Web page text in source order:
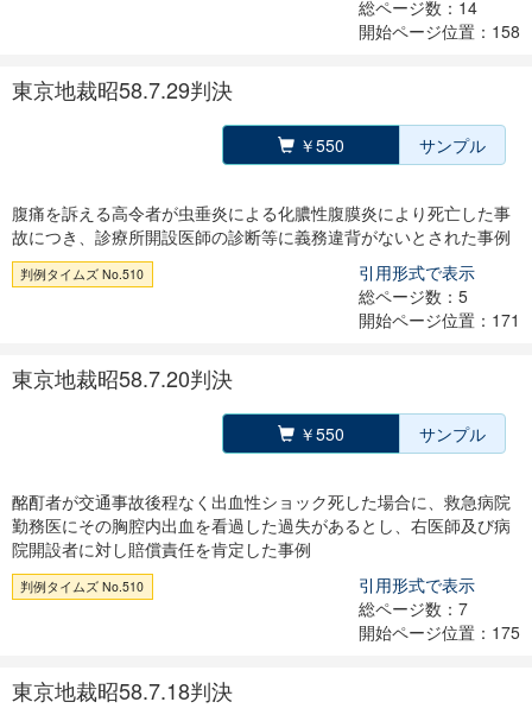
総ページ数：14
開始ページ位置：158
東京地裁昭58.7.29判決
￥550 サンプル
腹痛を訴える高令者が虫垂炎による化膿性腹膜炎により死亡した事
故につき、診療所開設医師の診断等に義務違背がないとされた事例
判例タイムズ No.510
引用形式で表示
総ページ数：5
開始ページ位置：171
東京地裁昭58.7.20判決
￥550 サンプル
酩酊者が交通事故後程なく出血性ショック死した場合に、救急病院
勤務医にその胸腔内出血を看過した過失があるとし、右医師及び病
院開設者に対し賠償責任を肯定した事例
判例タイムズ No.510
引用形式で表示
総ページ数：7
開始ページ位置：175
東京地裁昭58.7.18判決